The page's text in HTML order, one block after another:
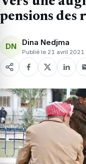
pensions des
DN Dina Nedjma
Publié le 21 avril 2021